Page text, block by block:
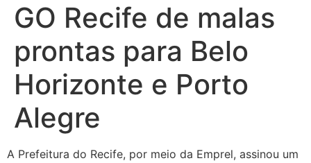
GO Recife de malas
prontas para Belo
Horizonte e Porto
Alegre
A Prefeitura do Recife, por meio da Emprel, assinou um